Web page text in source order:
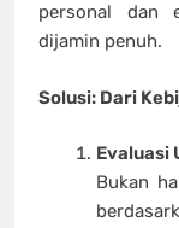
personal dan
dijamin penuh.
Solusi: Dari
Evaluasi
Bukan